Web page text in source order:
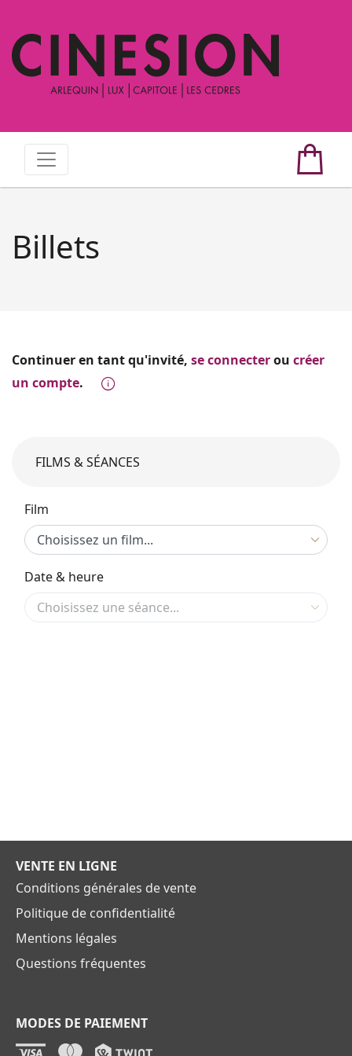
Billets
Continuer en tant qu'invité, se connecterou créer
un compte.
FILMS & SÉANCES
Film
Date & heure
VENTE EN LIGNE
Conditions générales de vente
Politique de confidentialité
Mentions légales
Questions fréquentes
MODES DE PAIEMENT